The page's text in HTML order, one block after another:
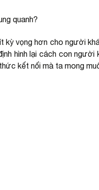
quanh?
kỳ vọng hơn cho người
hình lại cách con người
kết nối mà ta mong